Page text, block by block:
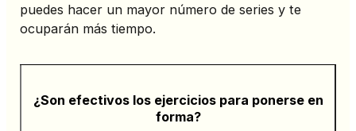
puedes hacer un mayor número de series y te
ocuparán más tiempo.
¿Son efectivos los ejercicios para ponerse en
forma?